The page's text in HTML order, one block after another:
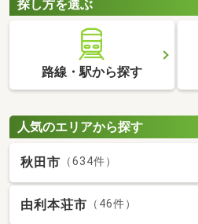
探し方を選ぶ
路線・駅から探す
人気のエリアから探す
秋田市 （634件）
由利本荘市 （46件）